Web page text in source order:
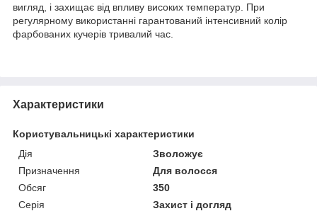
вигляд, і захищає від впливу високих температур. При
регулярному використанні гарантований інтенсивний колір
фарбованих кучерів тривалий час.
Характеристики
Користувальницькі характеристики
Дія
Зволожує
Призначення
Для волосся
Обсяг
350
Серія
Захист і догляд